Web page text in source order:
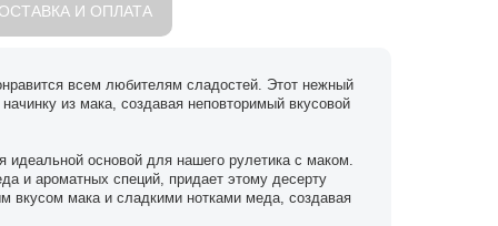
И ОПЛАТА
всем любителям сладостей. Этот нежный
из мака, создавая неповторимый вкусовой
основой для нашего рулетика с маком.
и ароматных специй, придает этому десерту
вкусом мака и сладкими нотками меда, создавая